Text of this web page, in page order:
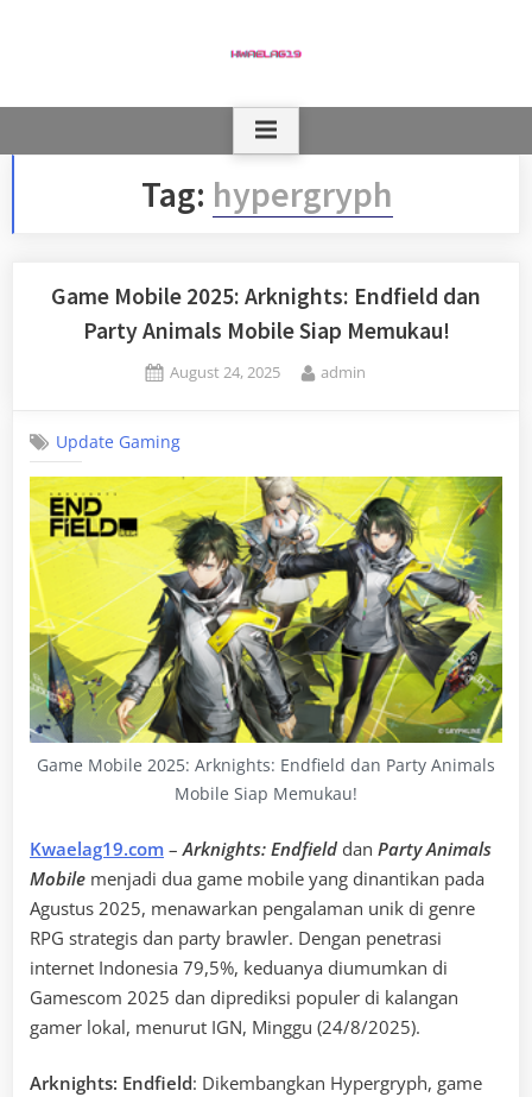
Tag: hypergryph
Game Mobile 2025: Arknights: Endfield dan
Party Animals Mobile Siap Memukau!
Posted
August 24, 2025 By
admin
Update Gaming
Game Mobile 2025: Arknights: Endfield dan Party Animals
Mobile Siap Memukau!
Kwaelag19.com – Arknights: Endfield dan Party Animals
Mobile menjadi dua game mobile yang dinantikan pada
Agustus 2025, menawarkan pengalaman unik di genre
RPG strategis dan party brawler. Dengan penetrasi
internet Indonesia 79,5%, keduanya diumumkan di
Gamescom 2025 dan diprediksi populer di kalangan
gamer lokal, menurut IGN, Minggu (24/8/2025).
Arknights: Endfield: Dikembangkan Hypergryph, game